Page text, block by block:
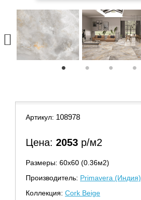
Артикул: 108978
Цена: 2053 р/м2
Размеры: 60х60 (0.36м2)
Производитель: Primavera (Индия)
Коллекция: Cork Beige